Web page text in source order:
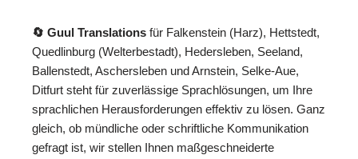
🔄 Guul Translations für Falkenstein (Harz), Hettstedt,
Quedlinburg (Welterbestadt), Hedersleben, Seeland,
Ballenstedt, Aschersleben und Arnstein, Selke-Aue,
Ditfurt steht für zuverlässige Sprachlösungen, um Ihre
sprachlichen Herausforderungen effektiv zu lösen. Ganz
gleich, ob mündliche oder schriftliche Kommunikation
gefragt ist, wir stellen Ihnen maßgeschneiderte